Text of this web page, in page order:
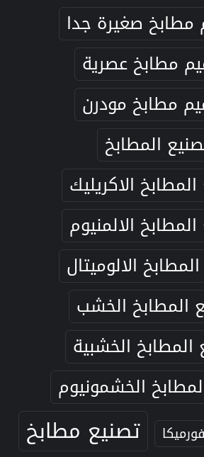
صغيرة جدا
مطابخ عصرية
مطابخ مودرن
المطابخ
الاكريليك
الالمنيوم
الالوميتال
المطابخ الخشب
المطابخ الخشبية
الخشمونيوم
تصنيع مطابخ